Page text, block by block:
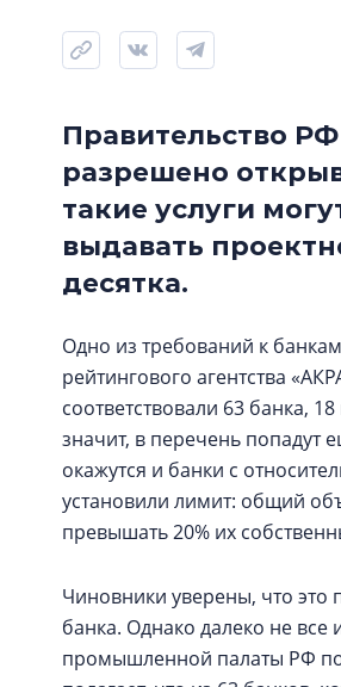
Правительство
разрешено
такие услуги
выдавать
десятка.
Одно из требований к
рейтингового агентства
соответствовали 63 банка,
значит, в перечень попадут
окажутся и банки с
установили лимит: общий
превышать 20% их
Чиновники уверены, что
банка. Однако далеко не все
промышленной палаты РФ